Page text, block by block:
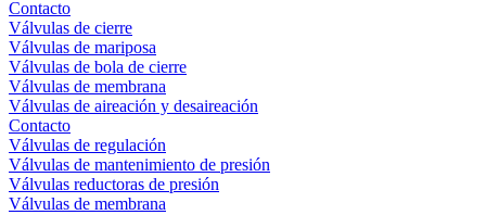
Contacto
Válvulas de cierre
Válvulas de mariposa
Válvulas de bola de cierre
Válvulas de membrana
Válvulas de aireación y desaireación
Contacto
Válvulas de regulación
Válvulas de mantenimiento de presión
Válvulas reductoras de presión
Válvulas de membrana